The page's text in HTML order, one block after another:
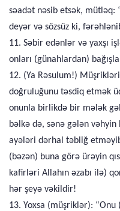
səadət nəsib etsək, mütləq:
deyər və sözsüz ki,
11. Səbir edənlər və yaxşı
onları (günahlardan)
12. (Ya Rəsulum!)
doğruluğunu təsdiq etmək
onunla birlikdə bir mələk
bəlkə də, sənə gələn
ayələri dərhal təbliğ
(bəzən) buna görə ürəyin
kafirləri Allahın əzabı ilə)
hər şeyə vəkildir!
13. Yoxsa (müşriklər): “Onu